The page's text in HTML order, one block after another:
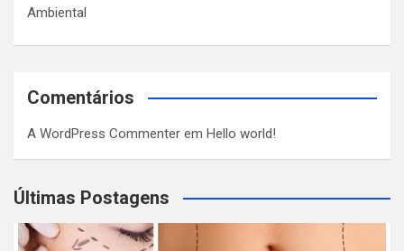
Ambiental
Comentários
A WordPress Commenter em Hello world!
Últimas Postagens